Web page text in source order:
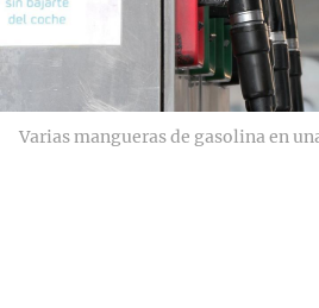
Varias mangueras de gasolina en